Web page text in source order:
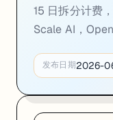
15 日拆分计费
Scale AI，
发布日期2026-